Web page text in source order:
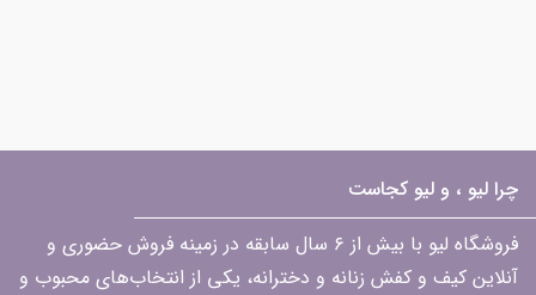
چرا لیو ، و لیو کجاست
فروشگاه لیو با بیش از ۶ سال سابقه در زمینه فروش حضوری و
آنلاین کیف و کفش زنانه و دخترانه، یکی از انتخاب‌های محبوب و